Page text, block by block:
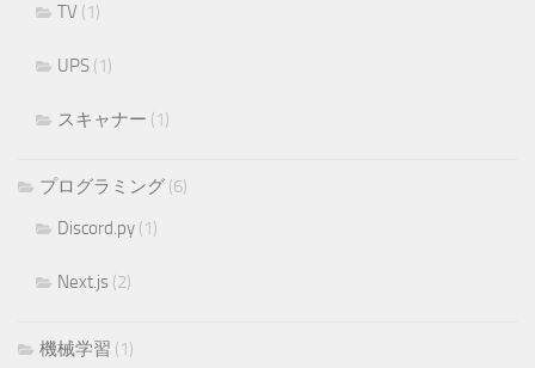
TV (1)
UPS (1)
スキャナー (1)
プログラミング (6)
Discord.py (1)
Next.js (2)
機械学習 (1)